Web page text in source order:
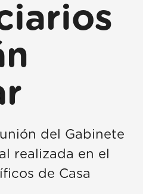
del Gabinete
realizada en el
de Casa